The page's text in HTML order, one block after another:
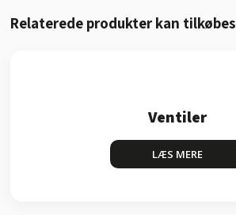
Relaterede produkter kan tilkøbes​
Ventiler
LÆS MERE​